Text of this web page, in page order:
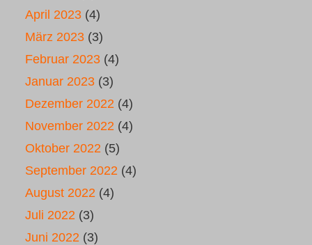
April 2023 (4)
März 2023 (3)
Februar 2023 (4)
Januar 2023 (3)
Dezember 2022 (4)
November 2022 (4)
Oktober 2022 (5)
September 2022 (4)
August 2022 (4)
Juli 2022 (3)
Juni 2022 (3)